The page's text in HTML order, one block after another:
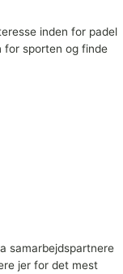
inden for padel
for sporten og finde
samarbejdspartnere
jer for det mest